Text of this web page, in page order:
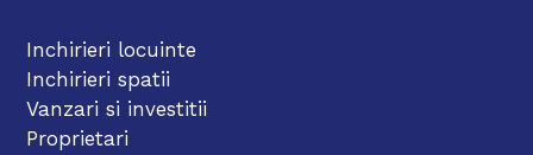
Inchirieri locuinte
Inchirieri spatii
Vanzari si investitii
Proprietari